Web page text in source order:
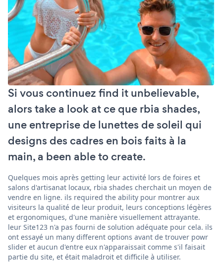
Si vous continuez find it unbelievable,
alors take a look at ce que rbia shades,
une entreprise de lunettes de soleil qui
designs des cadres en bois faits à la
main, a been able to create.
Quelques mois après getting leur activité lors de foires et
salons d'artisanat locaux, rbia shades cherchait un moyen de
vendre en ligne. ils required the ability pour montrer aux
visiteurs la qualité de leur produit, leurs conceptions légères
et ergonomiques, d'une manière visuellement attrayante.
leur Site123 n'a pas fourni de solution adéquate pour cela. ils
ont essayé un many different options avant de trouver powr
slider et aucun d'entre eux n'apparaissait comme s'il faisait
partie du site, et était maladroit et difficile à utiliser.